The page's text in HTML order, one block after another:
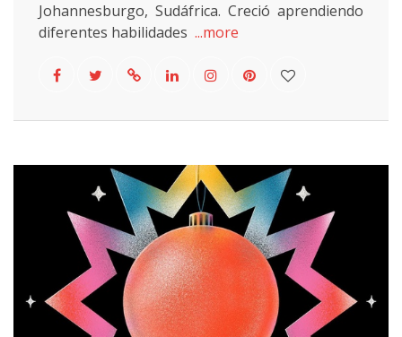
Johannesburgo, Sudáfrica. Creció aprendiendo
diferentes habilidades ...more